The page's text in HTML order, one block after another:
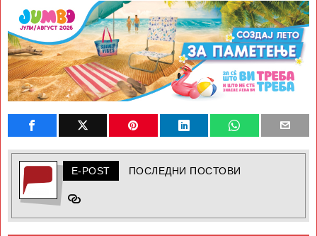
E-POST ПОСЛЕДНИ ПОСТОВИ